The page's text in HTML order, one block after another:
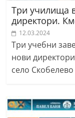
Три училища
директори.
12.03.2024
Три учебни
нови
село Скобелево